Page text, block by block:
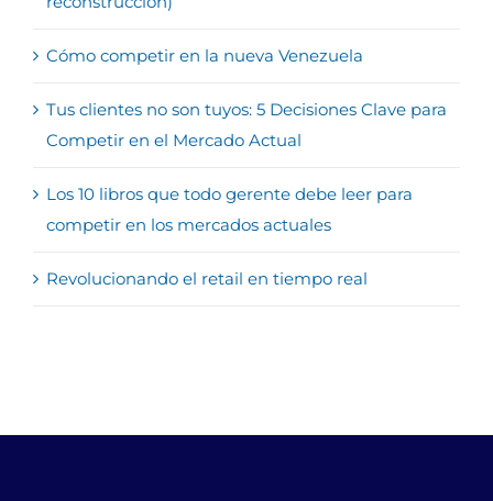
Cómo competir en la nueva Venezuela
Tus clientes no son tuyos: 5 Decisiones Clave para
Competir en el Mercado Actual
Los 10 libros que todo gerente debe leer para
competir en los mercados actuales
Revolucionando el retail en tiempo real